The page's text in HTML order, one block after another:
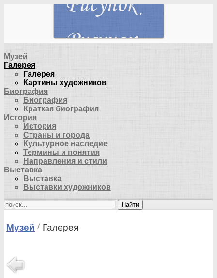
Музей
Галерея
Галерея
Картины художников
Биография
Биография
Краткая биография
История
История
Страны и города
Культурное наследие
Термины и понятия
Направления и стили
Выставка
Выставка
Выставки художников
Найти
Музей Галерея